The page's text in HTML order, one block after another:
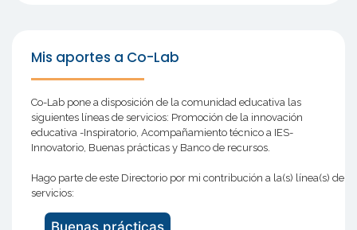
Mis aportes a Co-Lab
Co-Lab pone a disposición de la comunidad educativa las
siguientes líneas de servicios: Promoción de la innovación
educativa -Inspiratorio, Acompañamiento técnico a IES-
Innovatorio, Buenas prácticas y Banco de recursos.
Hago parte de este Directorio por mi contribución a la(s) línea(s) de
servicios:
Buenas prácticas